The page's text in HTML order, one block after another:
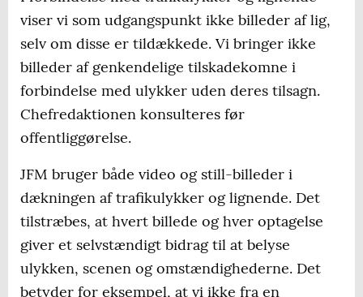
viser vi som udgangspunkt ikke billeder af lig,
selv om disse er tildækkede. Vi bringer ikke
billeder af genkendelige tilskadekomne i
forbindelse med ulykker uden deres tilsagn.
Chefredaktionen konsulteres før
offentliggørelse.
JFM bruger både video og still-billeder i
dækningen af trafikulykker og lignende. Det
tilstræbes, at hvert billede og hver optagelse
giver et selvstændigt bidrag til at belyse
ulykken, scenen og omstændighederne. Det
betyder for eksempel, at vi ikke fra en